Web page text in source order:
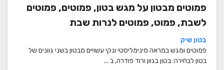
פמוטים מבטון על מגש בטון, פמוטים, פמוטים
לשבת, פמוט, פמוטים לנרות שבת
בטון שיק
פמוטים ומגש במראה מינימליסטי ונקי עשויים מבטון בשני גוונים של
בטון לבחירה: בטון בגוון ורוד פודרה, ב ...